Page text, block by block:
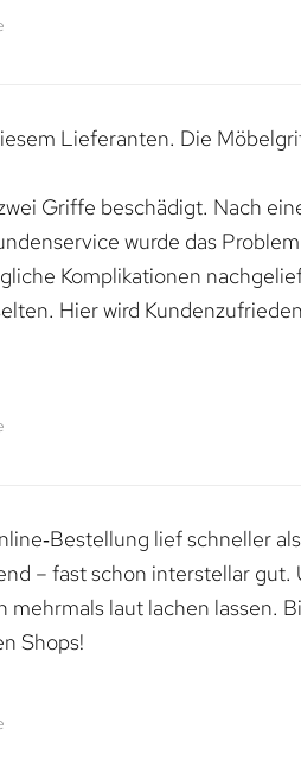
Lieferanten. Die
Griffe beschädigt. Nach
wurde das
Komplikationen
Hier wird
lief schneller
– fast schon interstellar gut.
mehrmals laut lachen lassen.
Shops!